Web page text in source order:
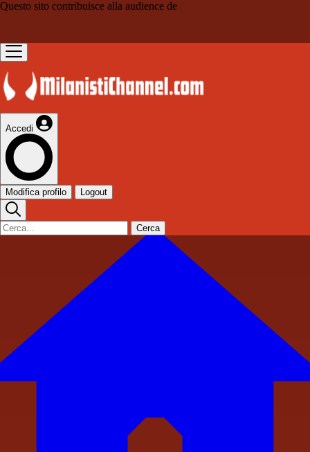
Questo sito contribuisce alla audience de
Accedi
Modifica profilo Logout
Cerca